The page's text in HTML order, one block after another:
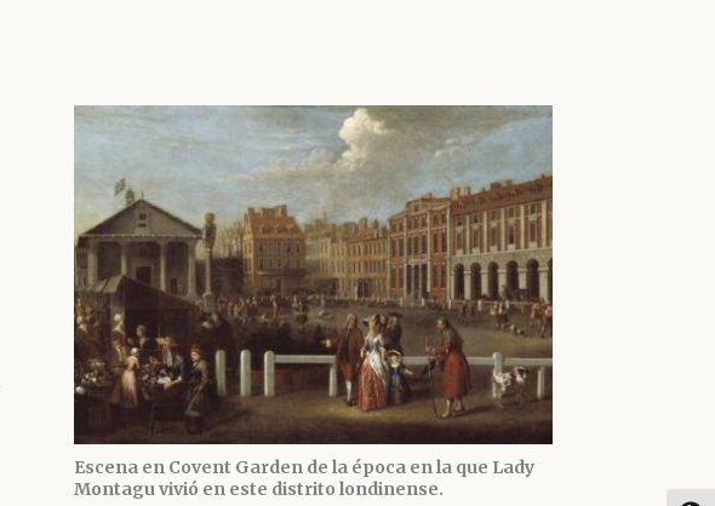
Escena en Covent Garden de la época en la que Lady
Montagu vivió en este distrito londinense.